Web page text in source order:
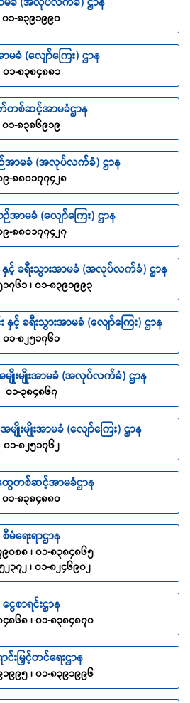
၀၁-၈၃၉၁၉၉၀
(လျော်ကြေး) ဌာန
၀၁-၈၃၈၄၈၈၁
စ်ဆင့်အာမခံဌာန
၀၁-၈၃၈၆၉၁၉
အာမခံ (အလုပ်လက်ခံ) ဌာန
-၈၈၀၁၇၇၄၂၈
အာမခံ (လျော်ကြေး) ဌာန
-၈၈၀၁၇၇၄၂၇
နှင့် ခရီးသွားအာမခံ (အလုပ်လက်ခံ) ဌာန
၇၆၁ ၊ ၀၁-၈၃၉၁၉၉၃
နှင့် ခရီးသွားအာမခံ (လျော်ကြေး) ဌာန
၀၁-၈၂၅၁၇၆၁
မျိုးမျိုးအာမခံ (အလုပ်လက်ခံ) ဌာန
၀၁-၃၈၄၈၆၇
မျိုးမျိုးအာမခံ (လျော်ကြေး) ဌာန
၀၁-၈၂၅၁၇၆၂
တစ်ဆင့်အာမခံဌာန
၀၁-၈၃၈၄၈၈၀
စီမံရေးရာဌာန
၀၈၈ ၊ ၀၁-၈၃၈၄၈၆၅
၂၃၇၂ ၊ ၀၁-၈၂၄၆၉၀၂
ငွေစာရင်းဌာန
၈၆၈ ၊ ၀၁-၈၃၈၄၈၇၀
င်းမြှင့်တင်ရေးဌာန
၉၉၅ ၊ ၀၁-၈၃၉၁၉၉၆